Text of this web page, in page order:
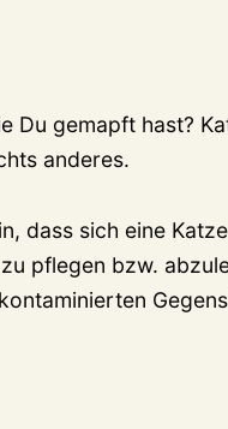
Du gemapft hast?
anderes.
dass sich eine
pflegen bzw.